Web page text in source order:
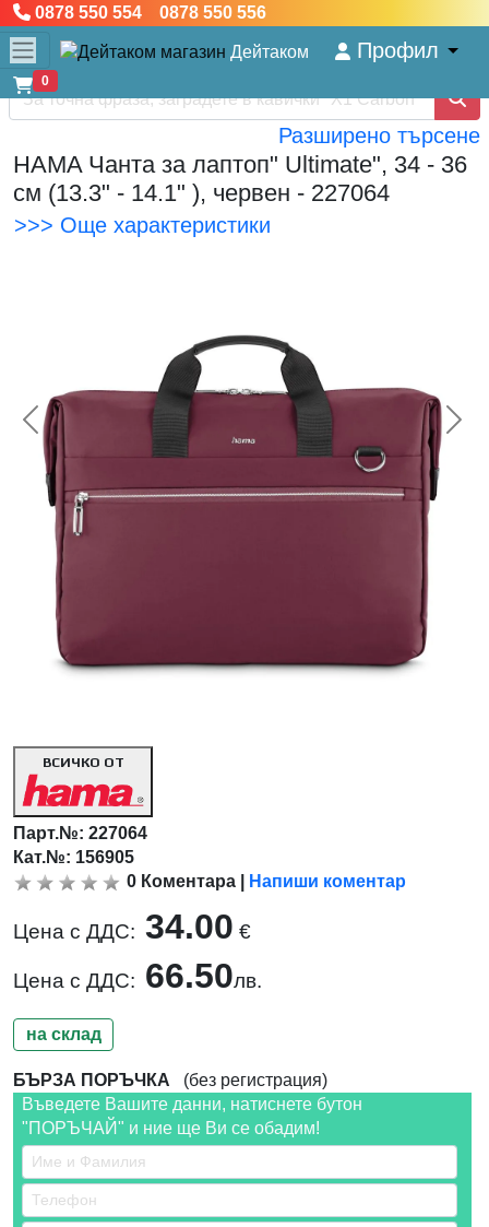
0878 550 554 0878 550 556
Дейтаком Профил
0
Разширено търсене
HAMA Чанта за лаптоп" Ultimate", 34 - 36
см (13.3" - 14.1" ), червен - 227064
>>> Още характеристики
<< Предишна
ВСИЧКО ОТ
Парт.№:227064
Кат.№: 156905
0 Коментара Напиши коментар
Цена с ДДС: 34.00 €
Цена с ДДС: 66.50лв.
на склад
БЪРЗА ПОРЪЧКА (без регистрация)
Въведете Вашите данни, натиснете бутон
"ПОРЪЧАЙ" и ние ще Ви се обадим!